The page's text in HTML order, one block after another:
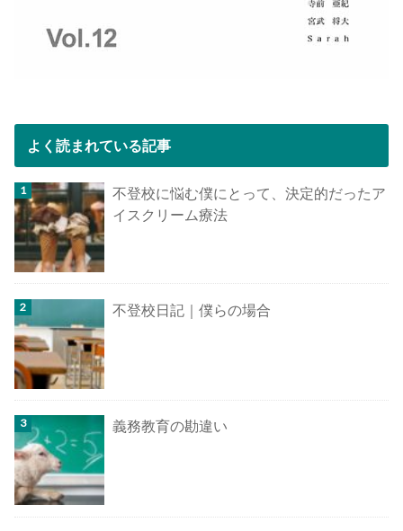
よく読まれている記事
不登校に悩む僕にとって、決定的だったア
イスクリーム療法
不登校日記｜僕らの場合
義務教育の勘違い